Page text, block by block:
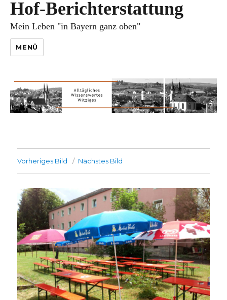
Hof-Berichterstattung
Mein Leben "in Bayern ganz oben"
MENÜ
Vorheriges Bild Nächstes Bild